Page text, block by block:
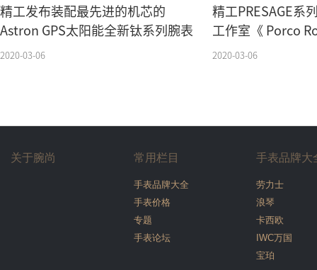
精工发布装配最先进的机芯的
Astron GPS太阳能全新钛系列腕表
2020-03-06
精工PRESAGE系
工作室《 Porco
版腕表
2020-03-06
关于腕尚 常用栏目
手表品牌大全
手表价格
专题
手表论坛
手表品牌大
劳力士
浪琴
卡西欧
IWC万国
宝珀